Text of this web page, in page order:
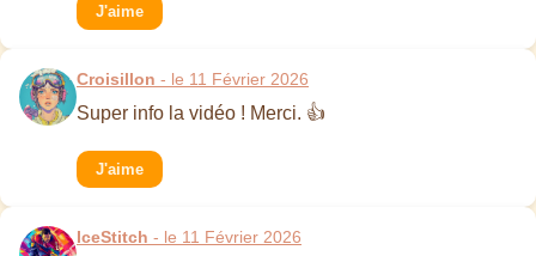
J'aime
Croisillon - le 11 Février 2026
Super info la vidéo ! Merci. 👍
J'aime
IceStitch - le 11 Février 2026